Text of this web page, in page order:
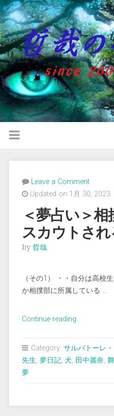
Leave a Comment
Updated on 1月 30, 2023
＜夢占い＞
スカウトされ
by 哲哉
（その1） ・・自分は高校
か相撲部に所属している …
Continue reading“＜
い
の
Category: サルバトーレ
先生, 夢日記, 犬, 田中麗奈,
夢